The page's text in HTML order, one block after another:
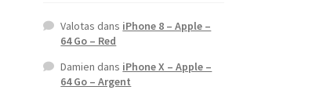
Valotas dans iPhone 8 – Apple –
64 Go – Red
Damien dans iPhone X – Apple –
64 Go – Argent